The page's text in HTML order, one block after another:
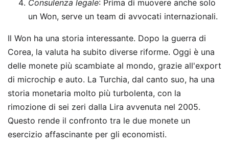
Consulenza legale: Prima di muovere anche solo
un Won, serve un team di avvocati internazionali.
Il Won ha una storia interessante. Dopo la guerra di
Corea, la valuta ha subito diverse riforme. Oggi è una
delle monete più scambiate al mondo, grazie all'export
di microchip e auto. La Turchia, dal canto suo, ha una
storia monetaria molto più turbolenta, con la
rimozione di sei zeri dalla Lira avvenuta nel 2005.
Questo rende il confronto tra le due monete un
esercizio affascinante per gli economisti.